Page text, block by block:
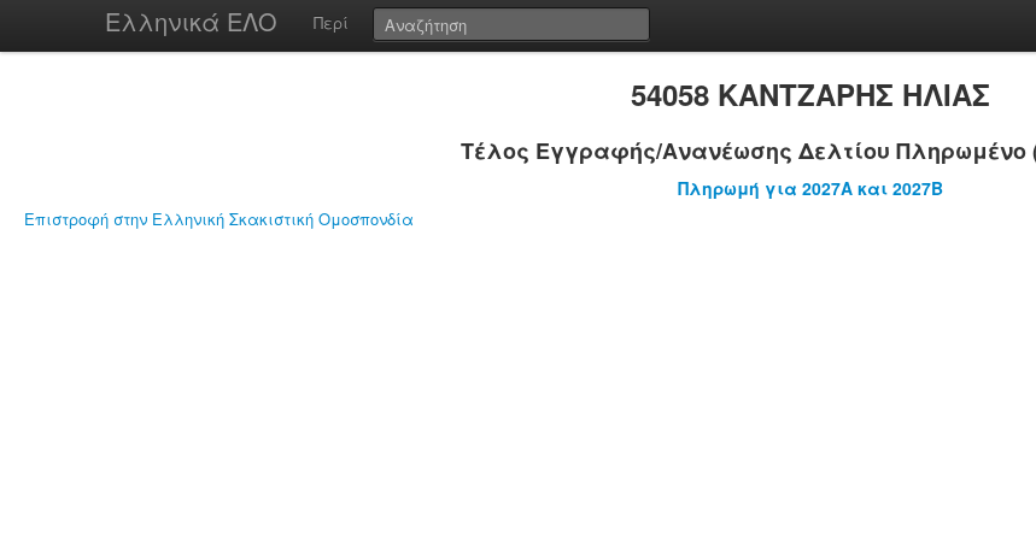
Ελληνικά ΕΛΟ Περί
54058 ΚΑΝΤΖΑΡΗΣ ΗΛΙΑΣ
Τέλος Εγγραφής/Ανανέωσης Δελτίου Πληρωμένο (
Πληρωμή για 2027A και 2027B
Επιστροφή στην Ελληνική Σκακιστική Ομοσπονδία